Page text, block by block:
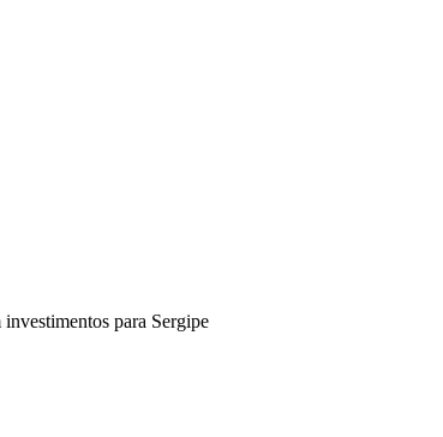
para Sergipe